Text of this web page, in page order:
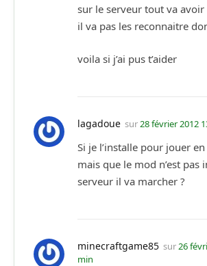
sur le serveur tout va
il va pas les reconnaitre
voila si j’ai pus t’aider
lagadoue sur28 février 2012
Si je l’installe pour jouer
mais que le mod n’est pas
serveur il va marcher ?
minecraftgame85 sur26
min